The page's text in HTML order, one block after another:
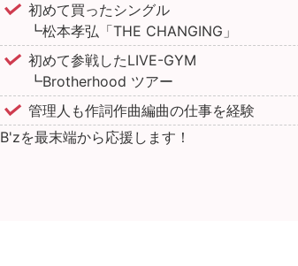
初めて買ったシングル
┗松本孝弘「THE CHANGING」
初めて参戦したLIVE-GYM
┗Brotherhood ツアー
管理人も作詞作曲編曲の仕事を経験
B'zを最末端から応援します！